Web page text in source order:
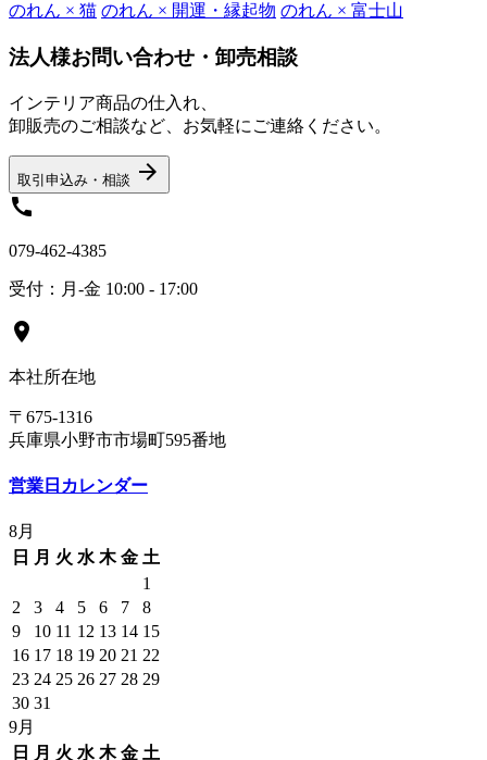
のれん × 猫 のれん × 開運・縁起物 のれん × 富士山
法人様お問い合わせ・卸売相談
インテリア商品の仕入れ、
卸販売のご相談など、お気軽にご連絡ください。
取引申込み・相談 arrow_forward
call
079-462-4385
受付：月-金 10:00 - 17:00
location_on
本社所在地
〒675-1316
兵庫県小野市市場町595番地
営業日カレンダー
8月
日
月 火 水 木 金 土
1
2
3 4 5 6 7
8
9
10 11 12 13 14 15
16 17 18 19 20 21 22
23 24 25 26 27 28 29
30 31
9月
日
月 火 水 木 金 土